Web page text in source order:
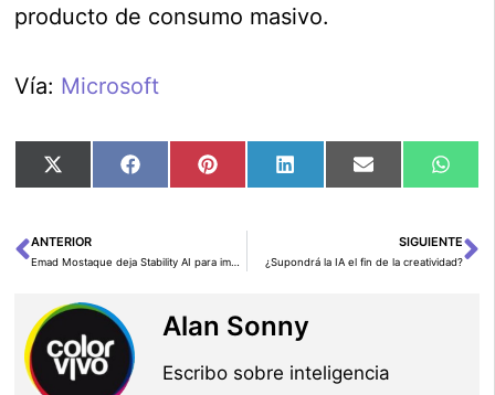
producto de consumo masivo.
Vía: Microsoft
Compartir
en
X
Compartir
en
FacebookCompartir
en
PinterestCompartir
en
LinkedInCompartir
en
Email
en
Ant
ANTERIOR SIGUIENTE
¿Supondrá la IA el fin de la creatividad?
Alan Sonny
Escribo sobre inteligencia